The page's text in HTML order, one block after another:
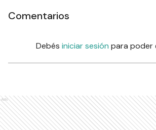
Comentarios
Debés iniciar sesión para poder
Ads